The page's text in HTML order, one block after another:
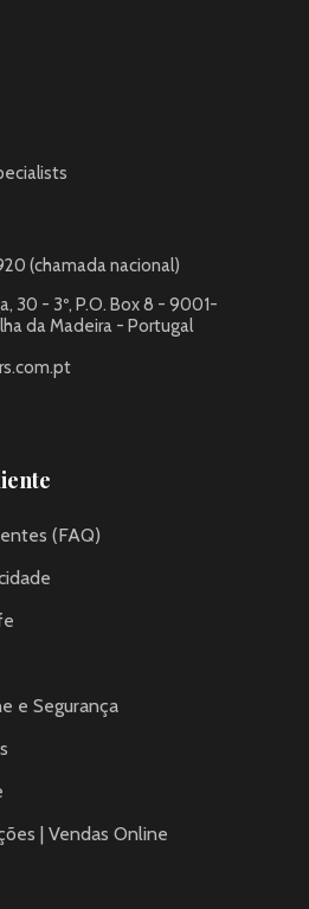
(chamada nacional)
30 - 3º, P.O. Box 8 - 9001-
da Madeira - Portugal
(FAQ)
e Segurança
| Vendas Online